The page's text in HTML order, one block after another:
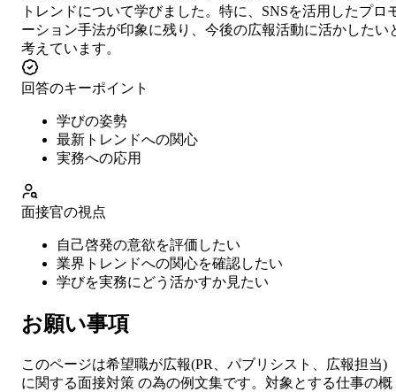
トレンドについて学びました。特に、SNSを活用したプロ
ーション手法が印象に残り、今後の広報活動に活かしたい
考えています。
回答のキーポイント
学びの姿勢
最新トレンドへの関心
実務への応用
面接官の視点
自己啓発の意欲を評価したい
業界トレンドへの関心を確認したい
学びを実務にどう活かすか見たい
お願い事項
このページは希望職が広報(PR、パブリシスト、広報担当)
に関する面接対策 の為の例文集です。対象とする仕事の概